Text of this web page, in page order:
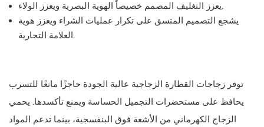
يعزز التغليف المصمم خصيصاً الهوية البصرية ويعزز الولاء.
يشجع التصميم المتسق على تكرار عمليات الشراء ويعزز هوية
العلامة التجارية.
توفر زجاجات القطارة الزجاجية عالية الجودة حاجزًا مانعًا للتسرب
يحافظ على مستحضرات التجميل الحساسة ويمنع تأكسدها. يحمي
الزجاج الكهرماني من الأشعة فوق البنفسجية، بينما تدعم المواد